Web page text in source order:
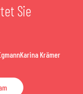
Sie
Karina Krämer